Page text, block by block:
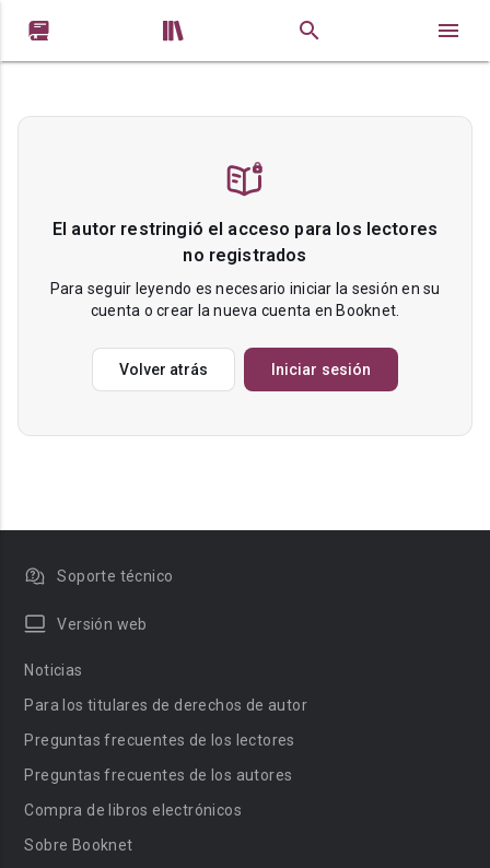
 
El autor restringió el acceso para los lectores
no registrados
Para seguir leyendo es necesario iniciar la sesión en su
cuenta o crear la nueva cuenta en Booknet.
Volver atrás Iniciar sesión
Soporte técnico
Versión web
Noticias
Para los titulares de derechos de autor
Preguntas frecuentes de los lectores
Preguntas frecuentes de los autores
Compra de libros electrónicos
Sobre Booknet